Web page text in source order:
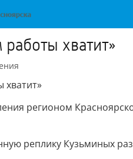
хватит»
хватит»
регионом
реплику Кузьминых